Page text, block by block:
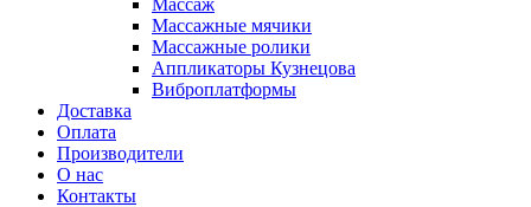
Массаж
Массажные мячики
Массажные ролики
Аппликаторы Кузнецова
Виброплатформы
Доставка
Оплата
Производители
О нас
Контакты